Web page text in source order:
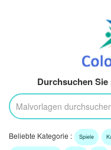
Durchsuchen Sie
Beliebte Kategorie : Spiele